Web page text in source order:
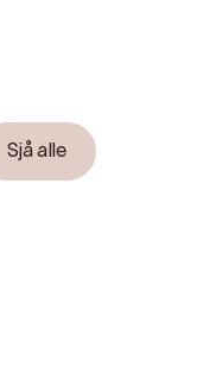
Sjå alle